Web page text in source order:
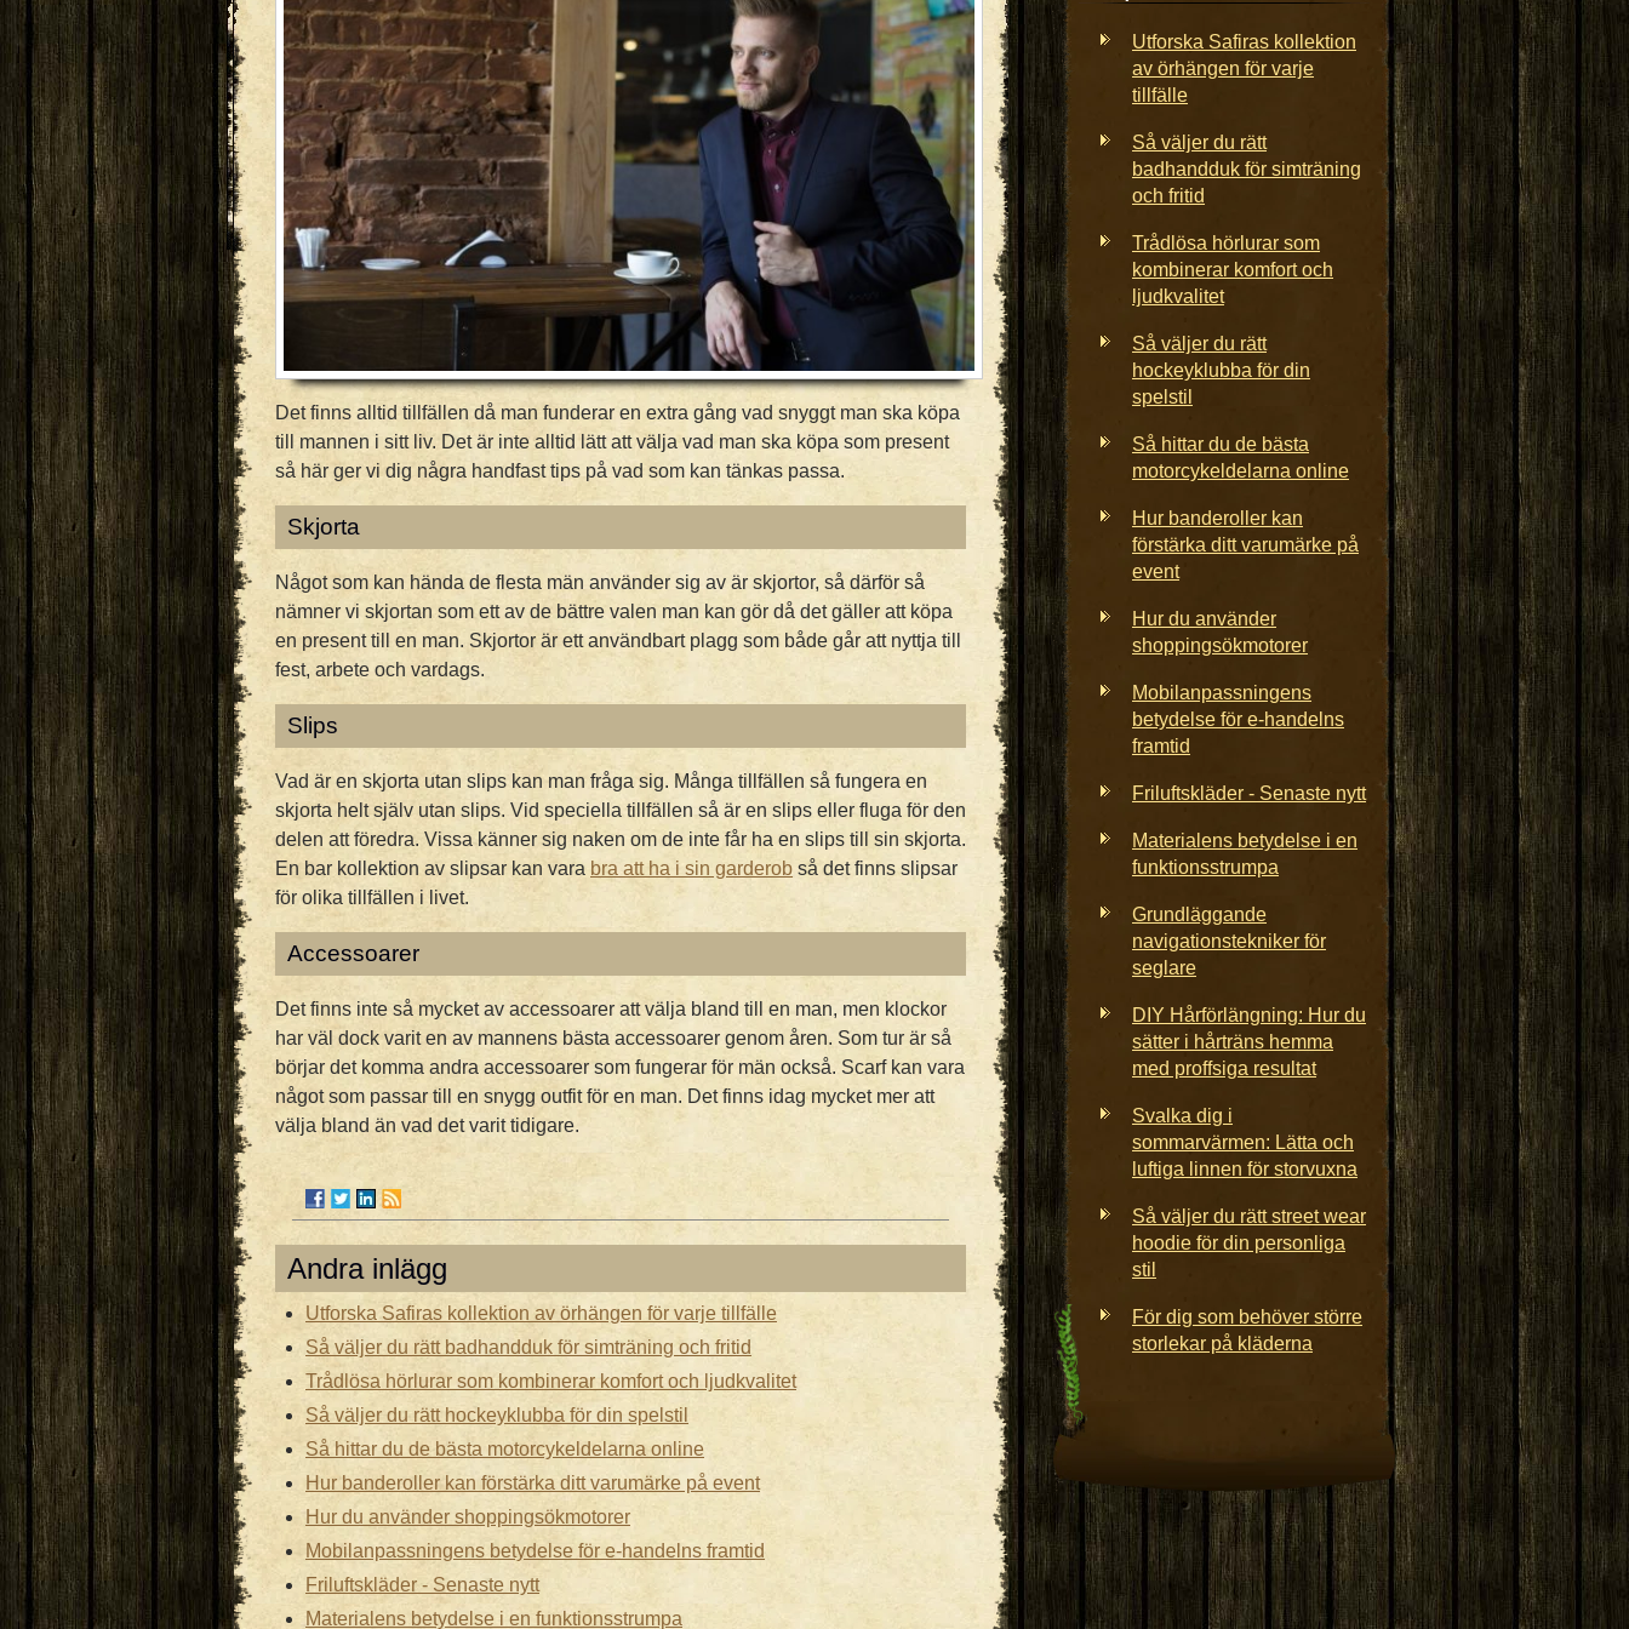
Det finns alltid tillfällen då man funderar en extra gång vad snyggt man ska köpa
till mannen i sitt liv. Det är inte alltid lätt att välja vad man ska köpa som present
så här ger vi dig några handfast tips på vad som kan tänkas passa.
Skjorta
Något som kan hända de flesta män använder sig av är skjortor, så därför så
nämner vi skjortan som ett av de bättre valen man kan gör då det gäller att köpa
en present till en man. Skjortor är ett användbart plagg som både går att nyttja till
fest, arbete och vardags.
Slips
Vad är en skjorta utan slips kan man fråga sig. Många tillfällen så fungera en
skjorta helt själv utan slips. Vid speciella tillfällen så är en slips eller fluga för den
delen att föredra. Vissa känner sig naken om de inte får ha en slips till sin skjorta.
En bar kollektion av slipsar kan vara bra att ha i sin garderob så det finns slipsar
för olika tillfällen i livet.
Accessoarer
Det finns inte så mycket av accessoarer att välja bland till en man, men klockor
har väl dock varit en av mannens bästa accessoarer genom åren. Som tur är så
börjar det komma andra accessoarer som fungerar för män också. Scarf kan vara
något som passar till en snygg outfit för en man. Det finns idag mycket mer att
välja bland än vad det varit tidigare.
Andra inlägg
Utforska Safiras kollektion av örhängen för varje tillfälle
Så väljer du rätt badhandduk för simträning och fritid
Trådlösa hörlurar som kombinerar komfort och ljudkvalitet
Så väljer du rätt hockeyklubba för din spelstil
Så hittar du de bästa motorcykeldelarna online
Hur banderoller kan förstärka ditt varumärke på event
Hur du använder shoppingsökmotorer
Mobilanpassningens betydelse för e-handelns framtid
Friluftskläder - Senaste nytt
Materialens betydelse i en funktionsstrumpa
Utforska Safiras kollektion
av örhängen för varje
tillfälle
Så väljer du rätt
badhandduk för simträning
och fritid
Trådlösa hörlurar som
kombinerar komfort och
ljudkvalitet
Så väljer du rätt
hockeyklubba för din
spelstil
Så hittar du de bästa
motorcykeldelarna online
Hur banderoller kan
förstärka ditt varumärke på
event
Hur du använder
shoppingsökmotorer
Mobilanpassningens
betydelse för e-handelns
framtid
Friluftskläder - Senaste nytt
Materialens betydelse i en
funktionsstrumpa
Grundläggande
navigationstekniker för
seglare
DIY Hårförlängning: Hur du
sätter i hårträns hemma
med proffsiga resultat
Svalka dig i
sommarvärmen: Lätta och
luftiga linnen för storvuxna
Så väljer du rätt street wear
hoodie för din personliga
stil
För dig som behöver större
storlekar på kläderna